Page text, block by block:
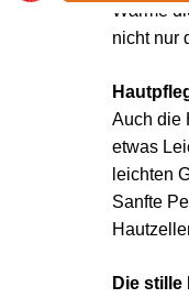
Wärme
nicht nur
Auch die
etwas
leichten
Sanfte
Die